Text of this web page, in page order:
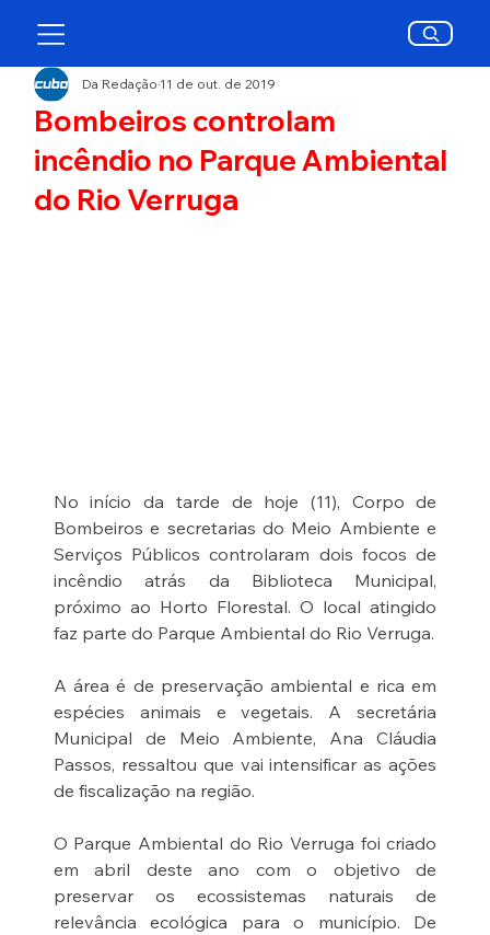
Bombeiros controlam
incêndio no Parque Ambiental
do Rio Verruga
Da Redação11 de out. de 2019
No início da tarde de hoje (11), Corpo de
Bombeiros e secretarias do Meio Ambiente e
Serviços Públicos controlaram dois focos de
incêndio atrás da Biblioteca Municipal,
próximo ao Horto Florestal. O local atingido
faz parte do Parque Ambiental do Rio Verruga.
A área é de preservação ambiental e rica em
espécies animais e vegetais. A secretária
Municipal de Meio Ambiente, Ana Cláudia
Passos, ressaltou que vai intensificar as ações
de fiscalização na região.
O Parque Ambiental do Rio Verruga foi criado
em abril deste ano com o objetivo de
preservar os ecossistemas naturais de
relevância ecológica para o município. De